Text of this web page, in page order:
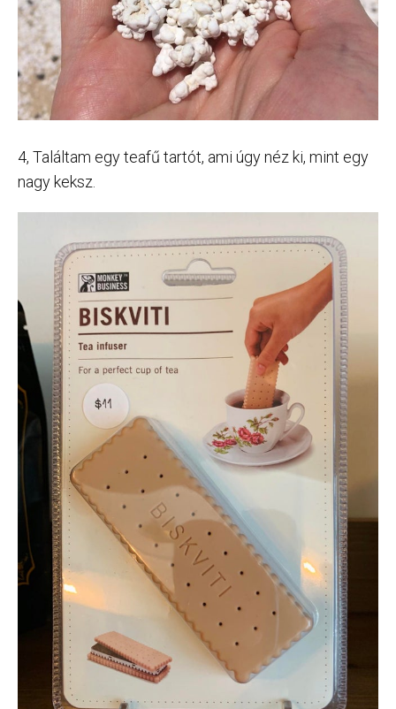
4, Találtam egy teafű tartót, ami úgy néz ki, mint egy
nagy keksz.